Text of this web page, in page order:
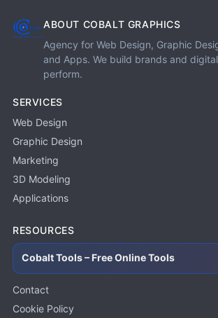
ABOUT COBALT GRAPHICS
Agency for Web Design, Graphic
and Apps. We build brands and
perform.
SERVICES
Web Design
Graphic Design
Marketing
3D Modeling
Applications
RESOURCES
Cobalt Tools – Free Online Tools
Contact
Cookie Policy